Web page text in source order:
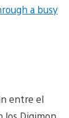
entre el